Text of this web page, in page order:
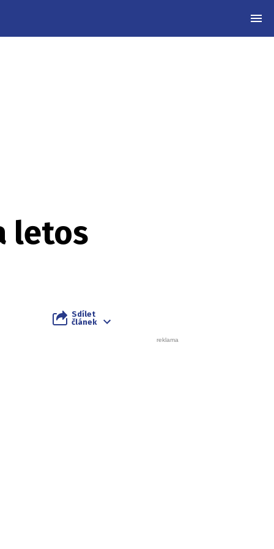
letos
Sdílet
článek